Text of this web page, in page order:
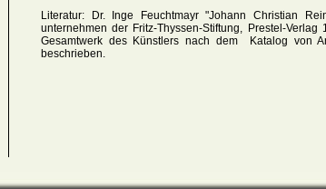
Literatur: Dr. Inge Feuchtmayr "Johann Christian
unternehmen der Fritz-Thyssen-Stiftung, Prestel-
Gesamtwerk des Künstlers nach dem Katalog von
beschrieben.